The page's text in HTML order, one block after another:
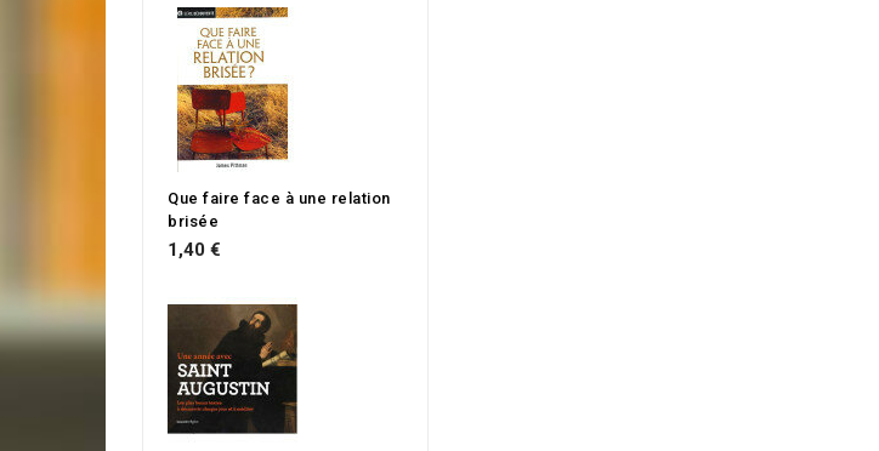
Que faire face à une relation
brisée
1,40 €